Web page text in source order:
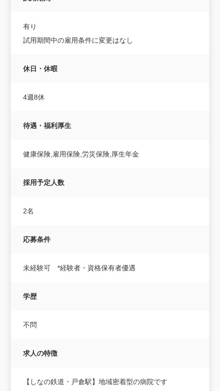
有り
試用期間中の雇用条件に変更はなし
休日・休暇
4週8休
待遇・福利厚生
健康保険,雇用保険,労災保険,厚生年金
採用予定人数
2名
応募条件
未経験可 *経験者・資格保有者優遇
学歴
不問
求人の特徴
【しなの鉄道・戸倉駅】地域密着型の病院です